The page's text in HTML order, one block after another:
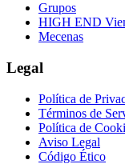
Grupos
HIGH END
Mecenas
Legal
Política de
Términos de
Política de
Aviso Legal
Código Ético